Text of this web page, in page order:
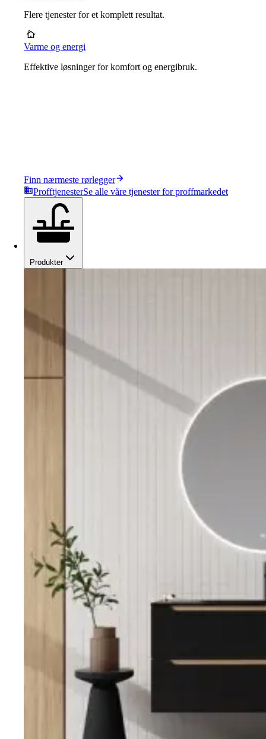
Flere tjenester for et komplett resultat.
Varme og energi
Effektive løsninger for komfort og energibruk.
Finn nærmeste rørlegger
ProfftjenesterSe alle våre tjenester for proffmarkedet
Produkter